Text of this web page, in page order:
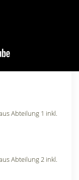
Abteilung 1 inkl.
Abteilung 2 inkl.